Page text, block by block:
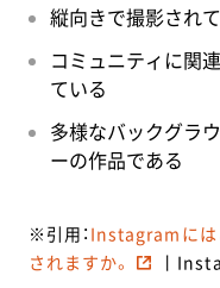
縦向きで撮影され
コミュニティに関
ている
多様なバックグラ
ーの作品である
※引用： Instagramには
されますか。
丨